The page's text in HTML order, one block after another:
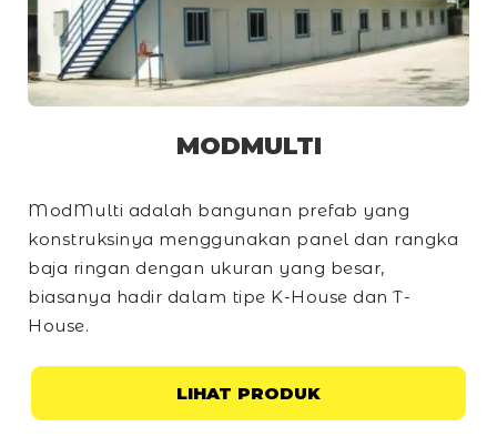
MODMULTI
ModMulti adalah bangunan prefab yang
konstruksinya menggunakan panel dan rangka
baja ringan dengan ukuran yang besar,
biasanya hadir dalam tipe K-House dan T-
House.
LIHAT PRODUK